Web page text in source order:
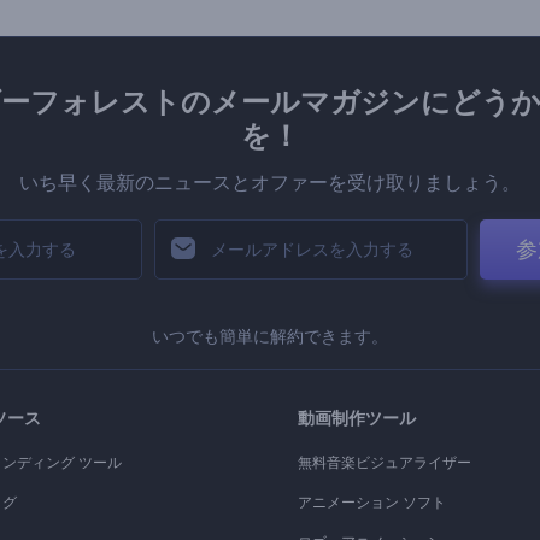
フォレストのメールマガジンにどう
を！
いち早く最新のニュースとオファーを受け取りましょう。
いつでも簡単に解約できます。
ース
ディング ツール
動画制作ツール
無料音楽ビジュアライザー
アニメーション ソフト